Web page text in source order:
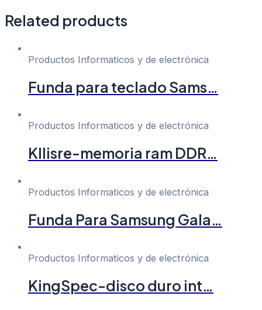
Related products
Productos Informaticos y de electrónica
Funda para teclado Sams…
Productos Informaticos y de electrónica
Kllisre-memoria ram DDR…
Productos Informaticos y de electrónica
Funda Para Samsung Gala…
Productos Informaticos y de electrónica
KingSpec-disco duro int…